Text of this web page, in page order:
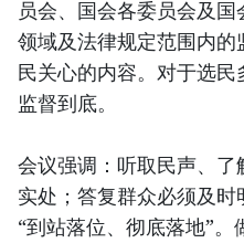
员会、国会各委员会及
领域及法律规定范围内
民关心的内容。对于选
监督到底。
会议强调：听取民声、
实处；答复群众必须及
“到站落位、彻底落地”